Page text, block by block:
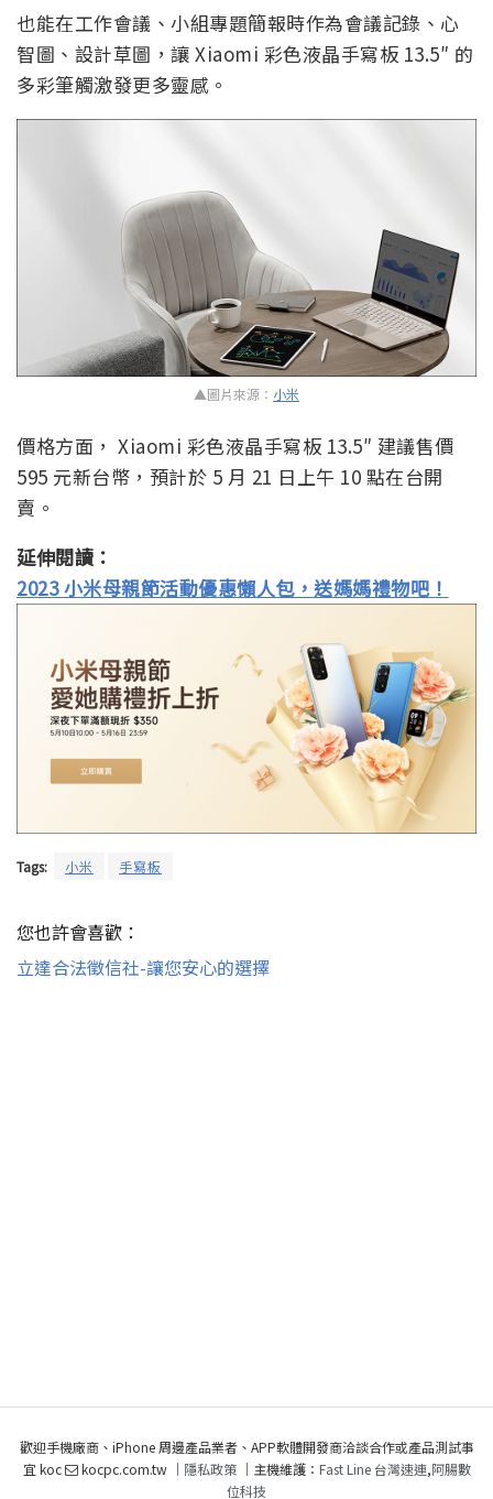
也能在工作會議、小組專題簡報時作為會議記錄、心
智圖、設計草圖，讓 Xiaomi 彩色液晶手寫板 13.5″ 的
多彩筆觸激發更多靈感。
▲圖片來源： 小米
價格方面， Xiaomi 彩色液晶手寫板 13.5″ 建議售價
595 元新台幣，預計於 5 月 21 日上午 10 點在台開
賣。
延伸閱讀：
2023 小米母親節活動優惠懶人包，送媽媽禮物吧！
Tags: 小米 手寫板
您也許會喜歡：
立達合法徵信社-讓您安心的選擇
歡迎手機廠商、iPhone 周邊產品業者、APP軟體開發商洽談合作或產品測試事
宜 koc
kocpc.com.tw ｜ 隱私政策｜主機維護： Fast Line 台灣速連,阿腸數
位科技